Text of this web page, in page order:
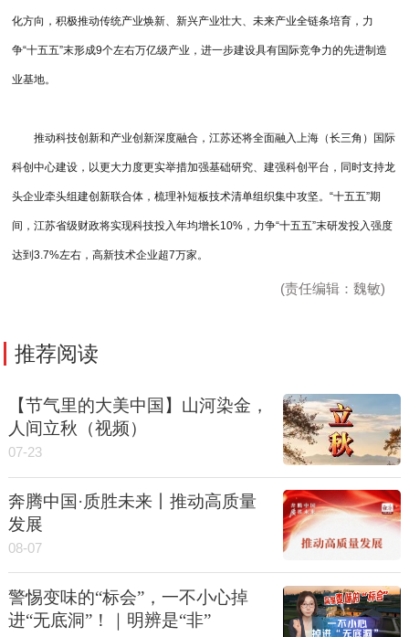
化方向，积极推动传统产业焕新、新兴产业壮大、未来产业全链条培育，力
争“十五五”末形成9个左右万亿级产业，进一步建设具有国际竞争力的先进制造
业基地。
推动科技创新和产业创新深度融合，江苏还将全面融入上海（长三角）国际
科创中心建设，以更大力度更实举措加强基础研究、建强科创平台，同时支持龙
头企业牵头组建创新联合体，梳理补短板技术清单组织集中攻坚。“十五五”期
间，江苏省级财政将实现科技投入年均增长10%，力争“十五五”末研发投入强度
达到3.7%左右，高新技术企业超7万家。
(责任编辑：魏敏)
推荐阅读
【节气里的大美中国】山河染金，
人间立秋（视频）
07-23
奔腾中国·质胜未来丨推动高质量
发展
08-07
警惕变味的“标会”，一不小心掉
进“无底洞”！｜明辨是“非”